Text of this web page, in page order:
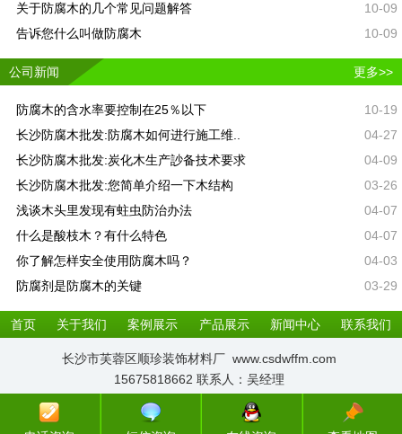
关于防腐木的几个常见问题解答
10-09
告诉您什么叫做防腐木
10-09
公司新闻 更多>>
防腐木的含水率要控制在25％以下
10-19
长沙防腐木批发:防腐木如何进行施工维..
04-27
长沙防腐木批发:炭化木生产訬备技术要求
04-09
长沙防腐木批发:您简单介绍一下木结构
03-26
浅谈木头里发现有蛀虫防治办法
04-07
什么是酸枝木？有什么特色
04-07
你了解怎样安全使用防腐木吗？
04-03
防腐剂是防腐木的关键
03-29
首页 关于我们 案例展示 产品展示 新闻中心 联系我们
长沙市芙蓉区顺珍装饰材料厂 www.csdwffm.com
15675818662 联系人：吴经理